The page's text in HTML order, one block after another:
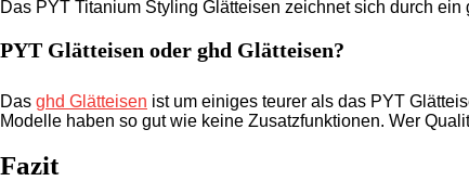
Das PYT Titanium Styling Glätteisen zeichnet sich durch
PYT Glätteisen oder ghd Glätteisen?
Das ghd Glätteisen ist um einiges teurer als das PYT
Modelle haben so gut wie keine Zusatzfunktionen. Wer
Fazit